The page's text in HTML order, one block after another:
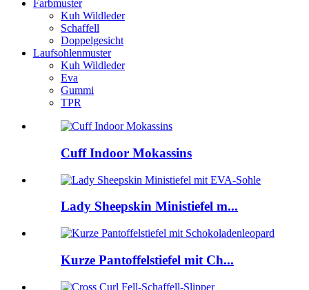
Farbmuster
Kuh Wildleder
Schaffell
Doppelgesicht
Laufsohlenmuster
Kuh Wildleder
Eva
Gummi
TPR
Cuff Indoor Mokassins
Lady Sheepskin Ministiefel m...
Kurze Pantoffelstiefel mit Ch...